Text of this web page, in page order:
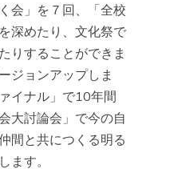
会」を７回、「全校
深めたり、文化祭で
りすることができま
ジョンアップしま
イナル」で10年間
大討論会」で今の自
間と共につくる明る
ます。